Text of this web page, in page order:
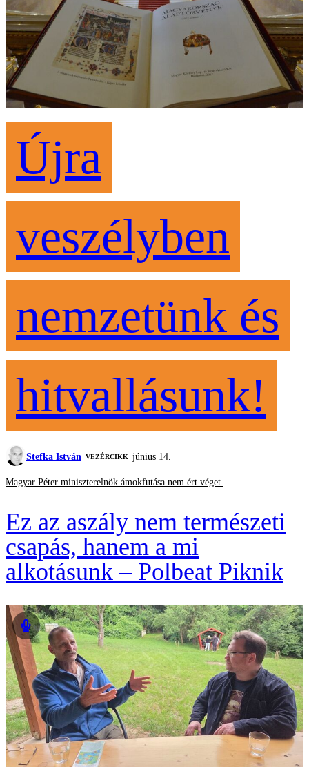
Újra
veszélyben
nemzetünk és
hitvallásunk!
Stefka István VEZÉRCIKK június 14.
Magyar Péter miniszterelnök ámokfutása nem ért véget.
Ez az aszály nem természeti
csapás, hanem a mi
alkotásunk – Polbeat Piknik